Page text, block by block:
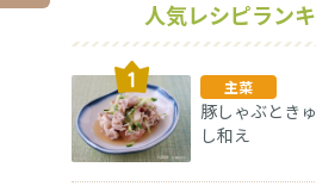
人気レシピラン
主菜
豚しゃぶとき
し和え